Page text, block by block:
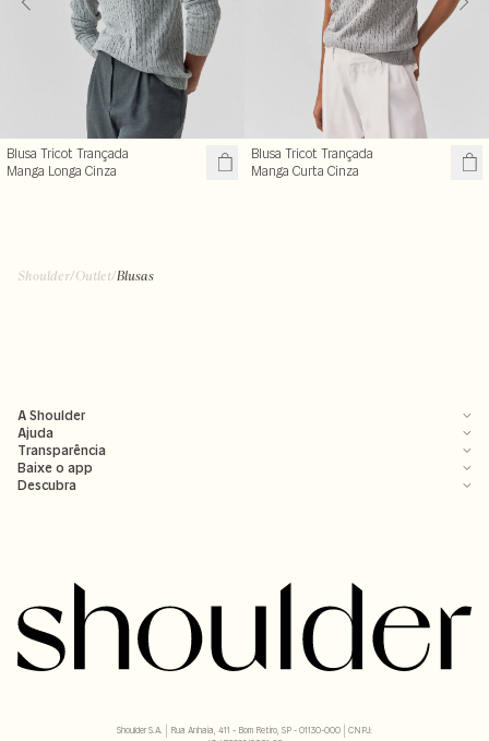
Blusa Tricot Trançada
Manga Longa Cinza
Blusa Tricot Trançada
Manga Curta Cinza
Shoulder/Outlet/Blusas
A Shoulder
Ajuda
Transparência
Baixe o app
Descubra
Shoulder S.A. | Rua Anhaia, 411 - Bom Retiro, SP - 01130-000 | CNPJ: